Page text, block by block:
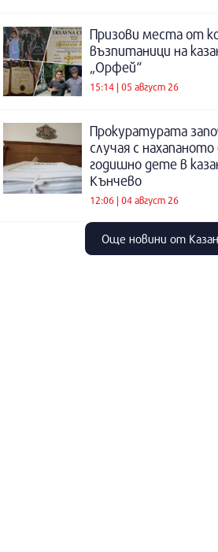
Призови места от
възпитаници на
„Орфей“
15:14 | 05 август 26
Прокуратурата
случая с
годишно дете в
Кънчево
12:06 | 04 август 26
Още новини от